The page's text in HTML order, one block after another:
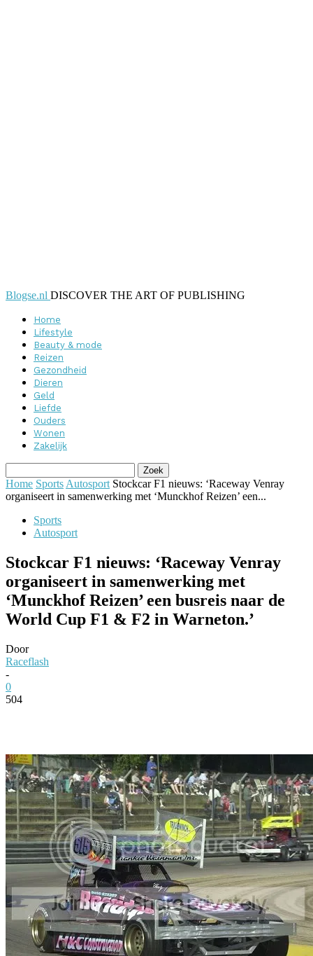
Blogse.nl DISCOVER THE ART OF PUBLISHING
Home
Lifestyle
Beauty & mode
Reizen
Gezondheid
Dieren
Geld
Liefde
Ouders
Wonen
Zakelijk
Home Sports Autosport Stockcar F1 nieuws: ‘Raceway Venray
organiseert in samenwerking met ‘Munckhof Reizen’ een...
Sports
Autosport
Stockcar F1 nieuws: ‘Raceway Venray
organiseert in samenwerking met
‘Munckhof Reizen’ een busreis naar de
World Cup F1 & F2 in Warneton.’
Door
Raceflash
-
0
504